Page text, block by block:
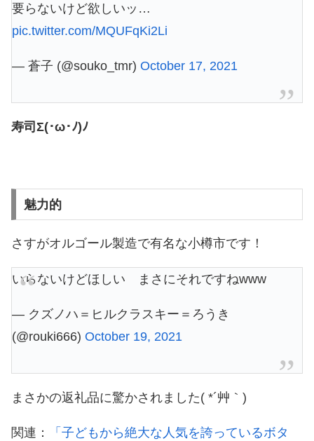
要らないけど欲しいッ…
pic.twitter.com/MQUFqKi2Li
— 蒼子 (@souko_tmr) October 17, 2021
寿司Σ(･ω･ﾉ)ﾉ
魅力的
さすがオルゴール製造で有名な小樽市です！
いらないけどほしい まさにそれですねwww
— クズノハ＝ヒルクラスキー＝ろうき
(@rouki666) October 19, 2021
まさかの返礼品に驚かされました( *´艸｀)
関連：
「子どもから絶大な人気を誇っているボタ